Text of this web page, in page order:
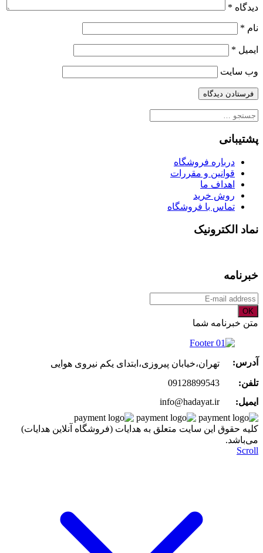
دیدگاه *
نام *
ایمیل *
وب‌ سایت
جستجو
پشتیبانی
درباره فروشگاه
قوانین و مقررات
اهداف ما
روش خرید
تماس با فروشگاه
نماد الکترونیک
خبرنامه
OK
متن خبرنامه شما
آدرس:
تهران،خیابان پیروزی،ابتدای یکم نیروی هوایی
تلفن:
09128899543
ایمیل:
info@hadayat.ir
کليه حقوق اين سايت متعلق به هدایات (فروشگاه آنلاین هدایات)
می‌باشد.
Scroll